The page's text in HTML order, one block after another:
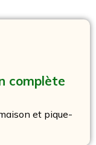
complète
et pique-